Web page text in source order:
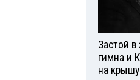
Застой в
гимна и
на крышу